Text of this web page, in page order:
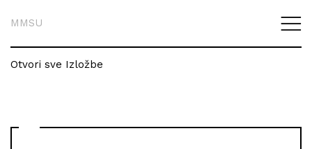
MMSU
Otvori sve Izložbe